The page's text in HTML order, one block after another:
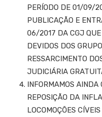
PERÍODO DE 01/09/
PUBLICAÇÃO E
06/2017 DA CGJ
DEVIDOS DOS
RESSARCIMENTO
JUDICIÁRIA
INFORMAMOS
REPOSIÇÃO DA
LOCOMOÇÕES